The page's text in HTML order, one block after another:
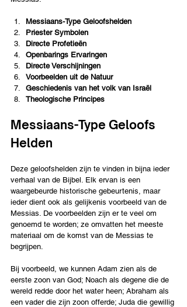
Messiaans-Type Geloofshelden
Priester Symbolen
Directe Profetieën
Openbarings Ervaringen
Directe Verschijningen
Voorbeelden uit de Natuur
Geschiedenis van het volk van Israël
Theologische Principes
Messiaans-Type Geloofs
Helden
Deze geloofshelden zijn te vinden in bijna ieder
verhaal van de Bijbel. Elk ervan is een
waargebeurde historische gebeurtenis, maar
ieder dient ook als gelijkenis voorbeeld van de
Messias. De voorbeelden zijn er te veel om
genoemd te worden; ze omvatten het meeste
materiaal om de komst van de Messias te
begrijpen.
Bij voorbeeld, we kunnen Adam zien als de
eerste zoon van God; Noach als degene die de
wereld redde door het water heen; Abraham als
een vader die zijn zoon offerde; Juda die gewillig